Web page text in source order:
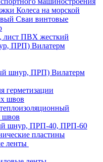
Колеса на морской
Сваи винтовые
лист ПВХ жесткий
ПРП) Вилатерм
шнур, ПРП) Вилатерм
герметизации
швов
швов
шнур, ПРП-40, ПРП-60
пластины
ленты